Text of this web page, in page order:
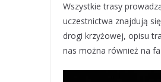
Wszystkie trasy
uczestnictwa znajdują
drogi krzyżowej, opisu
nas można również na